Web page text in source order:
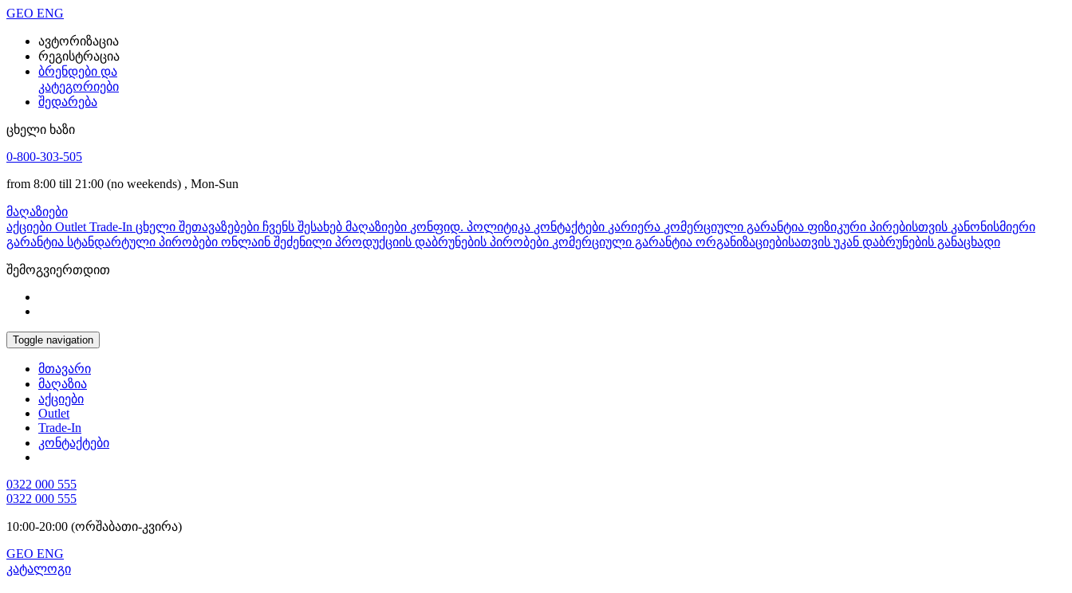
GEO ENG
ავტორიზაცია
რეგისტრაცია
ბრენდები და
კატეგორიები
შედარება
ცხელი ხაზი
0-800-303-505
from 8:00 till 21:00 (no weekends) , Mon-Sun
მაღაზიები
აქციები Outlet Trade-In ცხელი შეთავაზებები ჩვენს შესახებ მაღაზიები კონფიდ. პოლიტიკა კონტაქტები კარიერა კომერციული გარანტია ფიზიკური პირებისთვის კანონისმიერი
გარანტია სტანდარტული პირობები ონლაინ შეძენილი პროდუქციის დაბრუნების პირობები კომერციული გარანტია ორგანიზაციებისათვის უკან დაბრუნების განაცხადი
შემოგვიერთდით
Toggle navigation
მთავარი
მაღაზია
აქციები
Outlet
Trade-In
კონტაქტები
0322 000 555
0322 000 555
10:00-20:00 (ორშაბათი-კვირა)
GEO ENG
კატალოგი